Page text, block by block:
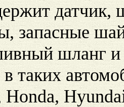
датчик,
запасные
шланг и
таких